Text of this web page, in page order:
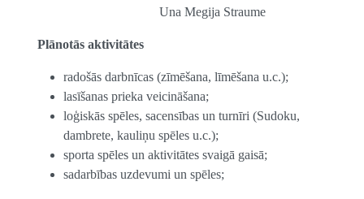
Una Megija Straume
Plānotās aktivitātes
radošās darbnīcas (zīmēšana, līmēšana u.c.);
lasīšanas prieka veicināšana;
loģiskās spēles, sacensības un turnīri (Sudoku,
dambrete, kauliņu spēles u.c.);
sporta spēles un aktivitātes svaigā gaisā;
sadarbības uzdevumi un spēles;